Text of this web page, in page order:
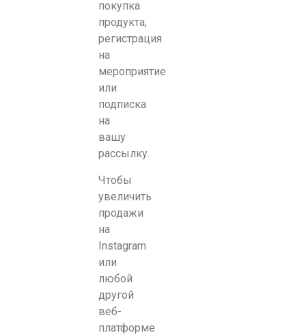
покупка
продукта,
регистрация
на
мероприятие
или
подписка
на
вашу
рассылку.
Чтобы
увеличить
продажи
на
Instagram
или
любой
другой
веб-
платформе